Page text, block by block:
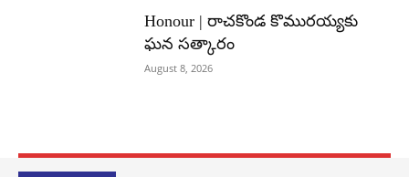
Honour | రాచకొండ కొమురయ్యకు
ఘన సత్కారం
August 8, 2026